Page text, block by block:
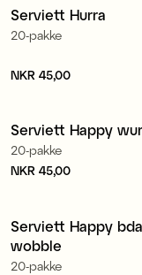
3 for 99 kr
Serviett Hurra
20-pakke
Pris :NKR 45,00
NKR 45,00
3 for 99 kr
Serviett Happy
20-pakke
Pris :NKR 45,00
NKR 45,00
3 for 99 kr
Serviett Happy
wobble
20-pakke